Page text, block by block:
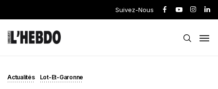
Suivez-Nous
Actualités Lot-Et-Garonne